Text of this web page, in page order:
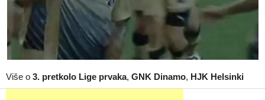
Više o 3. pretkolo Lige prvaka, GNK Dinamo, HJK Helsinki